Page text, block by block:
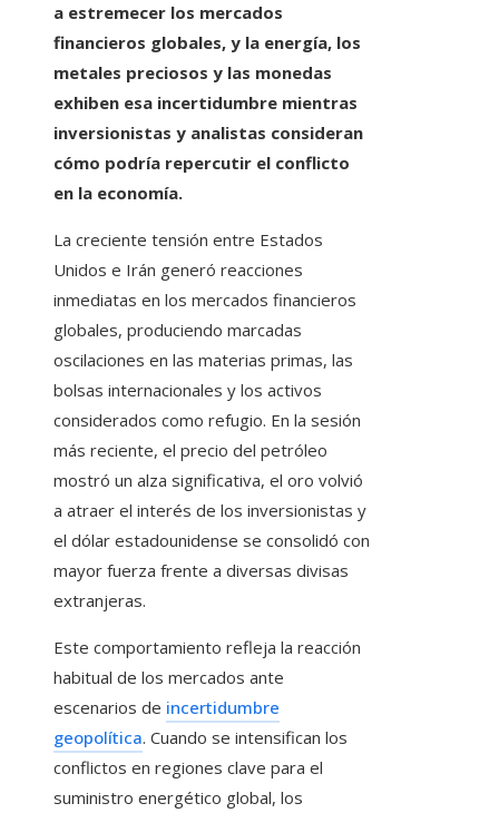
a estremecer los mercados
financieros globales, y la energía, los
metales preciosos y las monedas
exhiben esa incertidumbre mientras
inversionistas y analistas consideran
cómo podría repercutir el conflicto
en la economía.
La creciente tensión entre Estados
Unidos e Irán generó reacciones
inmediatas en los mercados financieros
globales, produciendo marcadas
oscilaciones en las materias primas, las
bolsas internacionales y los activos
considerados como refugio. En la sesión
más reciente, el precio del petróleo
mostró un alza significativa, el oro volvió
a atraer el interés de los inversionistas y
el dólar estadounidense se consolidó con
mayor fuerza frente a diversas divisas
extranjeras.
Este comportamiento refleja la reacción
habitual de los mercados ante
escenarios de incertidumbre
geopolítica. Cuando se intensifican los
conflictos en regiones clave para el
suministro energético global, los